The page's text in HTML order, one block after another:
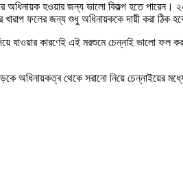
অধিনায়ক হওয়ার জন্য ভালো বিকল্প হতে
ফলের জন্য শুধু অধিনায়ককে দায়ী করা ঠিক
যাওয়ার কারণেই এই মরশুমে চেন্নাই ভালো
অধিনায়কত্ব থেকে সরানো নিয়ে চেন্নাইয়ের